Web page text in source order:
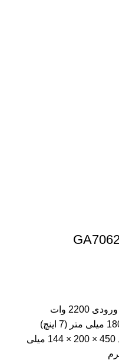
فرز اهنگری ماکیتا مدل GA7062 ورودی 2200 وات
متناسب برای آهنگری قطر چرخ 180 میلی متر (7 اینچ)
سرعت بدون بار (rpm) 8500 ابعاد 450 × 200 × 144 میلی